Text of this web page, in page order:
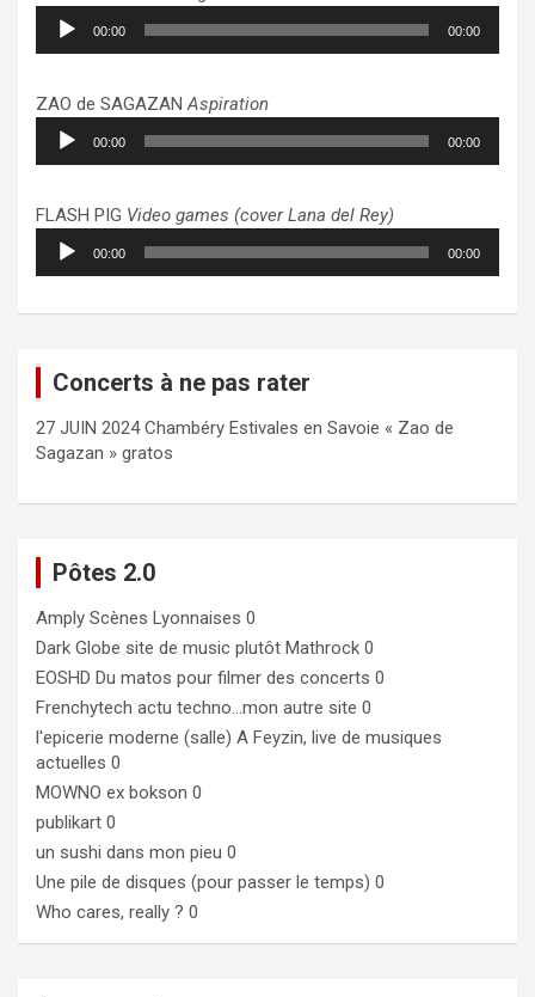
Lecteur
audio
00:00 00:00
ZAO de SAGAZANAspiration
Lecteur
audio
00:00 00:00
FLASH PIG Video games (cover Lana del Rey)
Lecteur
audio
00:00 00:00
Concerts à ne pas rater
27 JUIN 2024 Chambéry Estivales en Savoie « Zao de
Sagazan » gratos
Pôtes 2.0
Amply Scènes Lyonnaises 0
Dark Globe site de music plutôt Mathrock 0
EOSHD Du matos pour filmer des concerts 0
Frenchytech actu techno…mon autre site 0
l'epicerie moderne (salle) A Feyzin, live de musiques
actuelles 0
MOWNO ex bokson 0
publikart 0
un sushi dans mon pieu 0
Une pile de disques (pour passer le temps) 0
Who cares, really ? 0